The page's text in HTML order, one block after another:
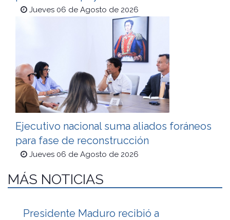
Jueves 06 de Agosto de 2026
Ejecutivo nacional suma aliados foráneos
para fase de reconstrucción
Jueves 06 de Agosto de 2026
MÁS NOTICIAS
Presidente Maduro recibió a